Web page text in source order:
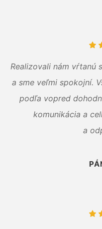
Realizovali nám vŕtanú
a sme veľmi spokojní.
podľa vopred
komunikácia a
a